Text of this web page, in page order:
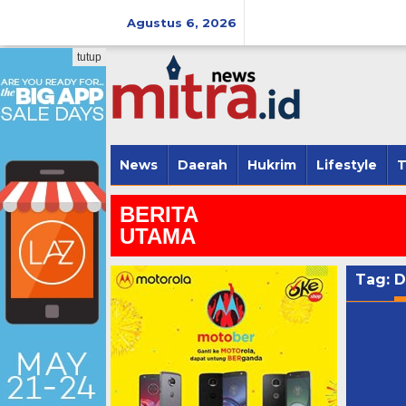
Agustus 6, 2026
News Daerah Hukrim Lifestyle
tutup
BERITA
UTAMA
Tag: